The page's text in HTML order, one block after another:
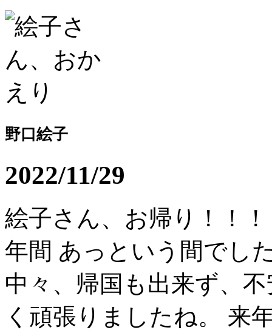
野口絵子
2022/11/29
絵子さん、お帰り！！
年間 あっという間でし
中々、帰国も出来ず、
く頑張りましたね。 来